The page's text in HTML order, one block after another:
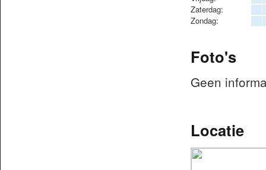
Zaterdag:
Zondag:
Foto's
Geen
Locatie